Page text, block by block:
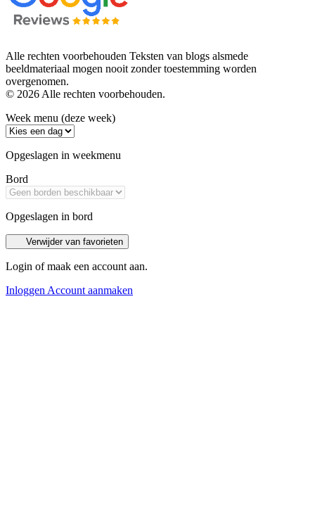
Alle rechten voorbehouden Teksten van blogs alsmede
beeldmateriaal mogen nooit zonder toestemming worden
overgenomen.
© 2026 Alle rechten voorbehouden.
Week menu (deze week)
Opgeslagen in weekmenu
Bord
Opgeslagen in bord
Verwijder van favorieten
Login of maak een account aan.
Inloggen Account aanmaken